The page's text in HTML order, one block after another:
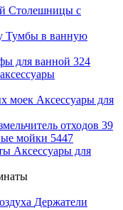
Столешницы с
Тумбы в ванную
для ванной 324
Аксессуары для
отходов 39
мойки 5447
Аксессуары для
Держатели